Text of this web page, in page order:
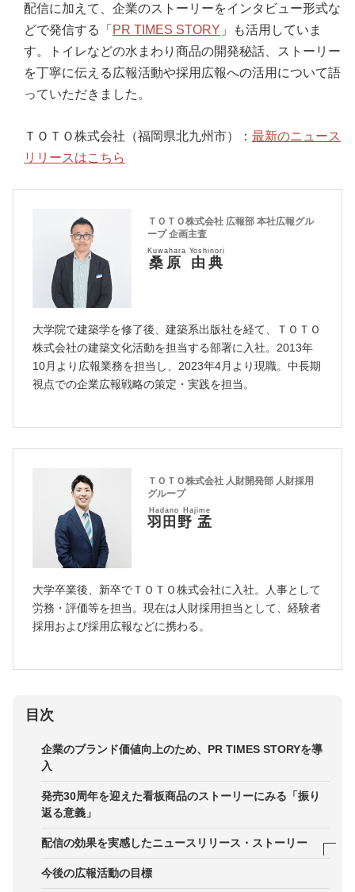
配信に加えて、企業のストーリーをインタビュー形式な
どで発信する「 PR TIMES STORY 」も活用していま
す。トイレなどの水まわり商品の開発秘話、ストーリー
を丁寧に伝える広報活動や採用広報への活用について語
っていただきました。
ＴＯＴＯ株式会社（福岡県北九州市）： 最新のニュース
リリースはこちら
ＴＯＴＯ株式会社 広報部 本社広報グル
ープ 企画主査
桑原 由典
Kuwahara Yoshinori
大学院で建築学を修了後、建築系出版社を経て、ＴＯＴＯ
株式会社の建築文化活動を担当する部署に入社。2013年
10月より広報業務を担当し、2023年4月より現職。中長期
視点での企業広報戦略の策定・実践を担当。
ＴＯＴＯ株式会社 人財開発部 人財採用
グループ
羽田野 孟
Hadano Hajime
大学卒業後、新卒でＴＯＴＯ株式会社に入社。人事として
労務・評価等を担当。現在は人財採用担当として、経験者
採用および採用広報などに携わる。
目次
企業のブランド価値向上のため、PR TIMES STORYを導
入
発売30周年を迎えた看板商品のストーリーにみる「振り
返る意義」
配信の効果を実感したニュースリリース・ストーリー
事例1．ニッチなテーマに取り組む研究者にスポッ
今後の広報活動の目標